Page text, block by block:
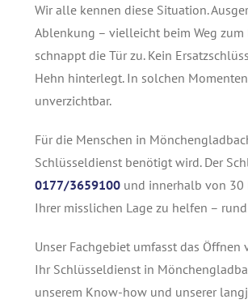
Wir alle kennen diese Situation.
Ablenkung – vielleicht beim Weg
schnappt die Tür zu. Kein
Hehn hinterlegt. In solchen
unverzichtbar.
Für die Menschen in
Schlüsseldienst benötigt wird. Der
0177/3659100 und innerhalb von 30
Ihrer misslichen Lage zu helfen –
Unser Fachgebiet umfasst das
Ihr Schlüsseldienst in
unserem Know-how und unserer